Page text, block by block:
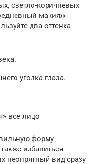
светло-коричневых
макияж
два оттенка
уголка глаза.
все лицо
форму
избавиться
неопрятный вид сразу